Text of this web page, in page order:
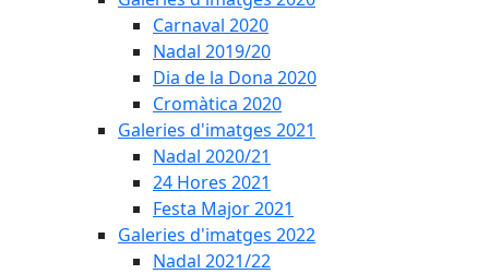
Carnaval 2020
Nadal 2019/20
Dia de la Dona 2020
Cromàtica 2020
Galeries d'imatges 2021
Nadal 2020/21
24 Hores 2021
Festa Major 2021
Galeries d'imatges 2022
Nadal 2021/22